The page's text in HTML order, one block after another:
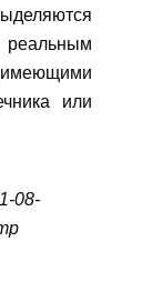
имеющими
или
08-